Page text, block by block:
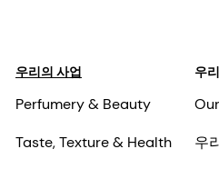
우리의 사업
Perfumery & Beauty
Taste, Texture & Health
우
우